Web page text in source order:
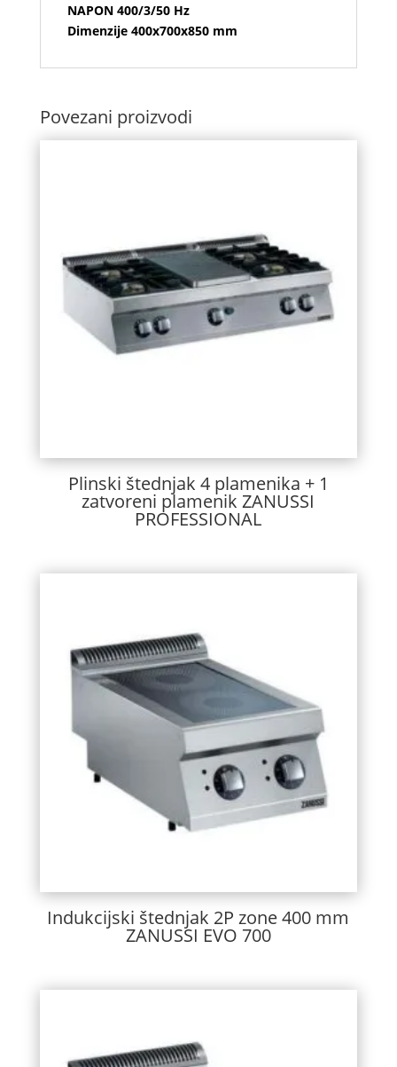
NAPON 400/3/50 Hz
Dimenzije 400x700x850 mm
Povezani proizvodi
Plinski štednjak 4 plamenika + 1
zatvoreni plamenik ZANUSSI
PROFESSIONAL
Indukcijski štednjak 2P zone 400 mm
ZANUSSI EVO 700